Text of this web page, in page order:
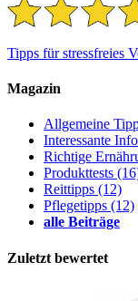
Tipps für stressfreies
Magazin
Allgemeine
Interessante
Richtige
Produkttests
Reittipps (12)
Pflegetipps (12)
alle Beiträge
Zuletzt bewertet